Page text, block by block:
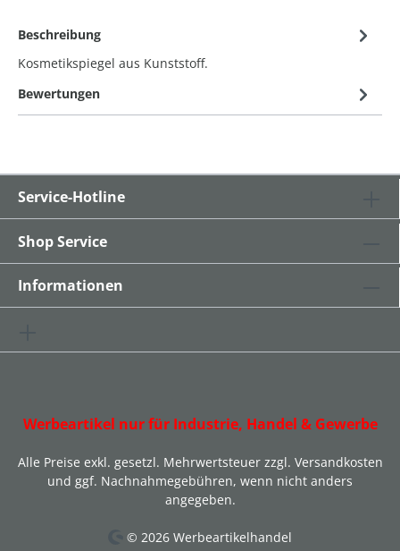
Beschreibung
Kosmetikspiegel aus Kunststoff.
Bewertungen
Service-Hotline
Shop Service
Informationen
Werbeartikel nur für Industrie, Handel & Gewerbe
Alle Preise exkl. gesetzl. Mehrwertsteuer zzgl. Versandkosten
und ggf. Nachnahmegebühren, wenn nicht anders
angegeben.
© 2026 Werbeartikelhandel